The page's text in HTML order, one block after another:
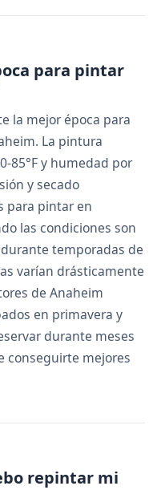
para pintar
la mejor época para
La pintura
85°F y humedad por
y secado
para pintar en
las condiciones son
temporadas de
varían drásticamente
de Anaheim
en primavera y
durante meses
conseguirte mejores
repintar mi